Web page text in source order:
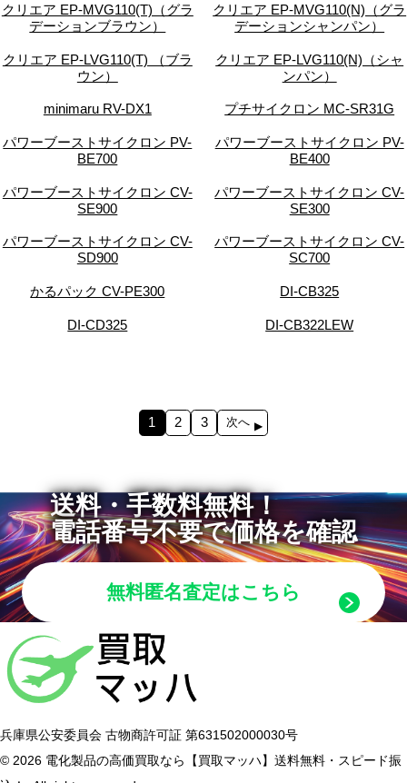
クリエア EP-MVG110(T)（グラ
デーションブラウン）
クリエア EP-MVG110(N)（グラ
デーションシャンパン）
クリエア EP-LVG110(T) （ブラ
ウン）
クリエア EP-LVG110(N)（シャ
ンパン）
minimaru RV-DX1 プチサイクロン MC-SR31G
パワーブーストサイクロン PV-
BE700
パワーブーストサイクロン PV-
BE400
パワーブーストサイクロン CV-
SE900
パワーブーストサイクロン CV-
SE300
パワーブーストサイクロン CV-
SD900
パワーブーストサイクロン CV-
SC700
かるパック CV-PE300 DI-CB325
DI-CD325 DI-CB322LEW
1 2 3 次へ
送料・手数料無料！
電話番号不要で価格を確認
無料匿名査定はこちら
兵庫県公安委員会 古物商許可証 第631502000030号
© 2026 電化製品の高価買取なら【買取マッハ】送料無料・スピード振